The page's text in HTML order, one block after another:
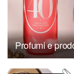
Profumi e